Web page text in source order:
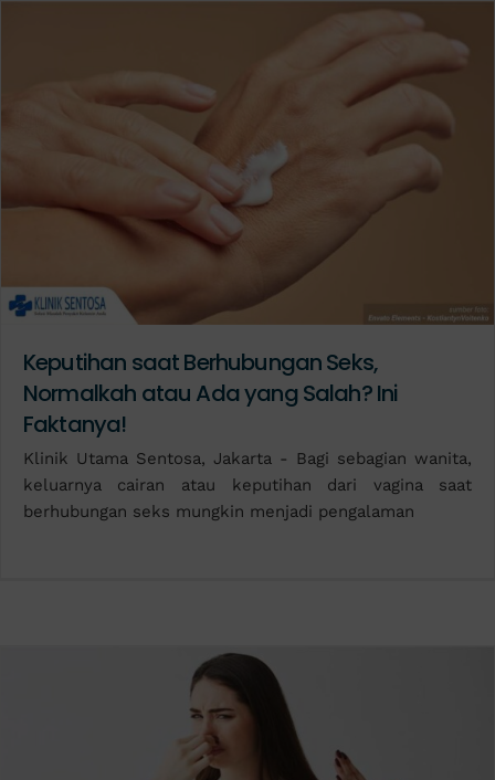
Keputihan saat Berhubungan Seks,
Normalkah atau Ada yang Salah? Ini
Faktanya!
Klinik Utama Sentosa, Jakarta - Bagi sebagian wanita,
keluarnya cairan atau keputihan dari vagina saat
berhubungan seks mungkin menjadi pengalaman